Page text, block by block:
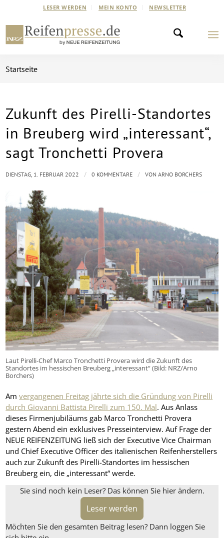
LESER WERDEN MEIN KONTO NEWSLETTER
Startseite
Zukunft des Pirelli-Standortes
in Breuberg wird „interessant“,
sagt Tronchetti Provera
Laut Pirelli-Chef Marco Tronchetti Provera wird die Zukunft des
Standortes im hessischen Breuberg „interessant“ (Bild: NRZ/Arno
Borchers)
Amvergangenen Freitag jährte sich die Gründung von Pirelli
durch Giovanni Battista Pirelli zum 150. Mal. Aus Anlass
dieses Firmenjubiläums gab Marco Tronchetti Provera
gestern Abend ein exklusives Presseinterview. Auf Frage der
NEUE REIFENZEITUNG ließ sich der Executive Vice Chairman
und Chief Executive Officer des italienischen Reifenherstellers
auch zur Zukunft des Pirelli-Standortes im hessischen
Breuberg ein, die „interessant“ werde.
Sie sind noch kein Leser? Das können Sie hier ändern.
Leser werden
Möchten Sie den gesamten Beitrag lesen? Dann loggen Sie
DIENSTAG, 1. FEBRUAR 2022 / 0 KOMMENTARE / VONARNO BORCHERS